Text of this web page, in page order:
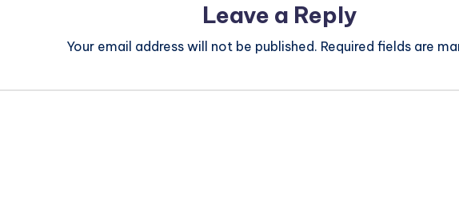
Leave a Reply
Your email address will not be published. Required fields are